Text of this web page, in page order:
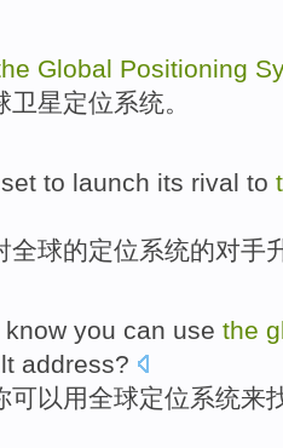
Global Positioning
卫星定位系统。
set to launch its rival to
全球的定位系统的对手
know you can use the
address?
可以 用全球定位系统来